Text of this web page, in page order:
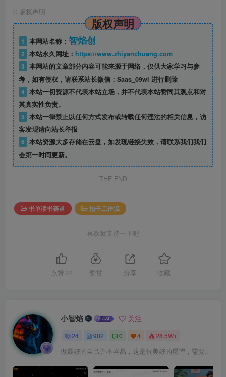
© 版权声明
版权声明
1 本网站名称： 智焰创
2 本站永久网址： https://www.zhiyanchuang.com
3 本网站的文章部分内容可能来源于网络，仅供大家学习与参
考，如有侵权，请联系站长微信：Saas_09wl 进行删除
4 本站一切资源不代表本站立场，并不代表本站赞同其观点和对
其真实性负责。
5 本站一律禁止以任何方式发布或转载任何违法的相关信息，访
客发现请向站长举报
6 本站资源大多存储在云盘，如发现链接失效，请联系我们我们
会第一时间更新。
THE END
书单读书赛道 扣子工作流
喜欢就支持一下吧
点赞 24 赞赏 分享 收藏
小智焰 关注
24 902 0 4 28.5W+
做最好的自己并不容易，这是很美好的愿望，需要耐心、坚持和毅力